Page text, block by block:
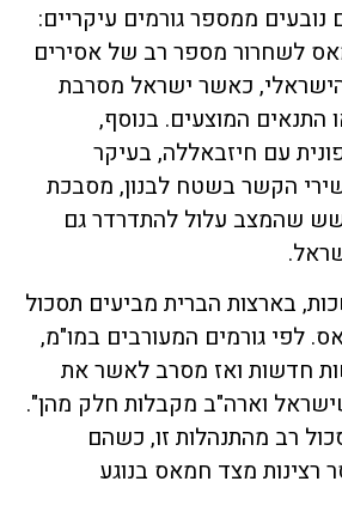
נובעים ממספר גורמים עיקריים:
לשחרור מספר רב של אסירים
כאשר ישראל מסרבת
המוצעים. בנוסף,
עם חיזבאללה, בעיקר
הקשר בשטח לבנון, מסבכת
שהמצב עלול להתדרדר גם
בארצות הברית מביעים תסכול
לפי גורמים המעורבים במו"מ,
חדשות ואז מסרב לאשר את
וארה"ב מקבלות חלק מהן".
רב מהתנהלות זו, כשהם
רצינות מצד חמאס בנוגע